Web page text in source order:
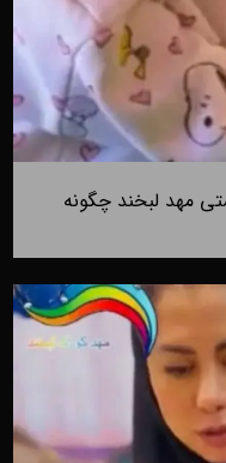
مهد لبخند چگونه